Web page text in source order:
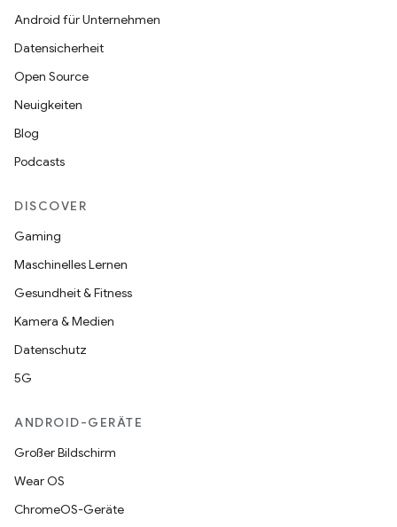
Android für Unternehmen
Datensicherheit
Open Source
Neuigkeiten
Blog
Podcasts
DISCOVER
Gaming
Maschinelles Lernen
Gesundheit & Fitness
Kamera & Medien
Datenschutz
5G
ANDROID-GERÄTE
Großer Bildschirm
Wear OS
ChromeOS-Geräte